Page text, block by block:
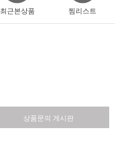
최근본상품 찜리스트
상품문의 게시판